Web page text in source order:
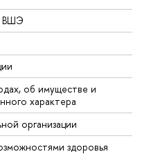
ВШЭ
об имуществе и
характера
организации
здоровья